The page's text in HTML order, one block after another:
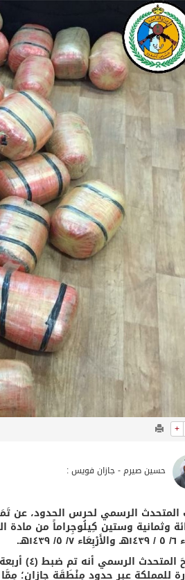
في استشهاد قوات يمنية جراء
الميليشيات الحوثية
في المملكة
بالصوارمة-مركز الحكامية
+
حسين صيرم - جازان فويس :
وثمانية وستين كِيلُوجِراماً من
وأَوْضَحَ
للمملكة عبر حدود مِنْطَقَة جازان؛